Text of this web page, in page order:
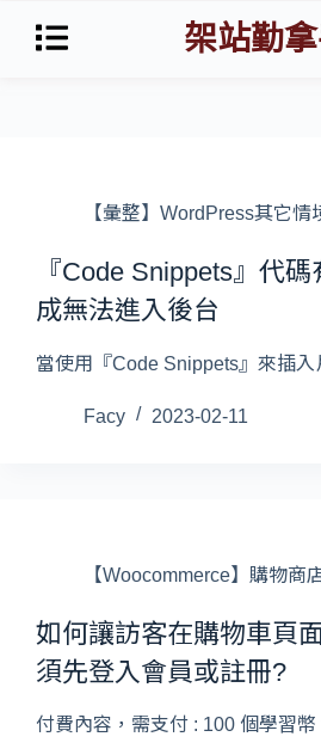
架站勤
【彙整】WordPress其它情
『Code Snippets』代
成無法進入後台
當使用『Code Snippets』來插
Facy 2023-02-11
【Woocommerce】購物商
如何讓訪客在購物車頁
須先登入會員或註冊?
付費內容，需支付 : 100 個學習